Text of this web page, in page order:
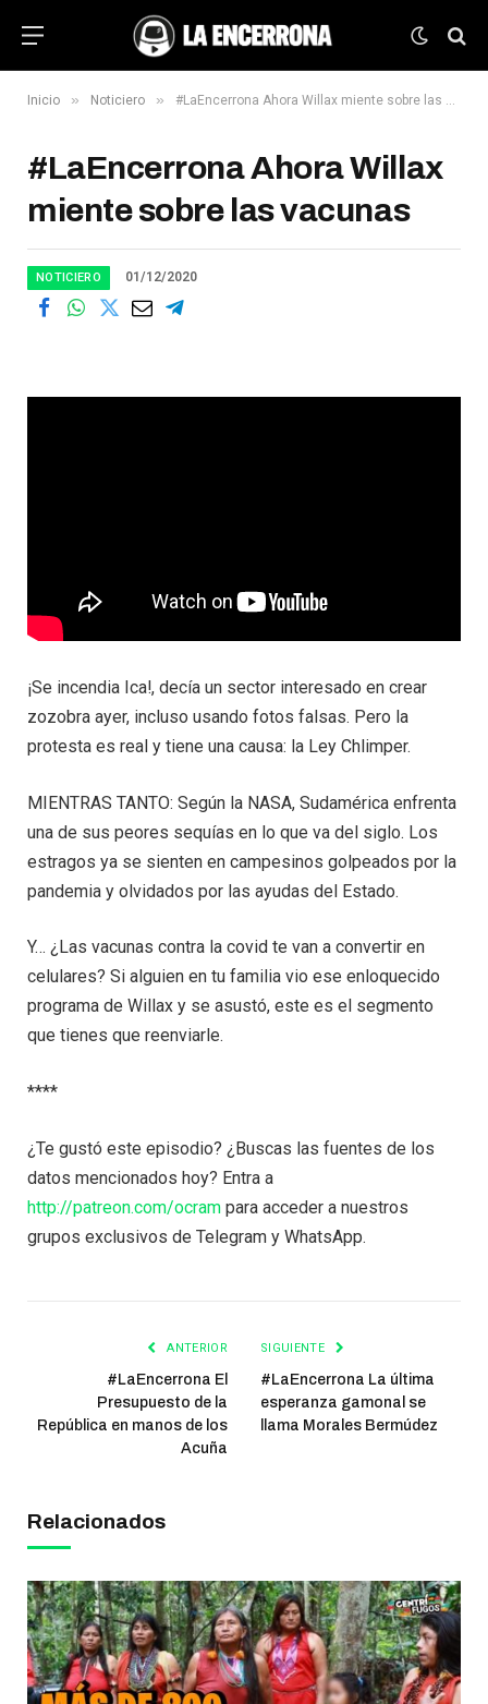
Inicio » Noticiero » #LaEncerrona Ahora Willax miente sobre las vacunas
#LaEncerrona Ahora Willax
miente sobre las vacunas
NOTICIERO 01/12/2020
¡Se incendia Ica!, decía un sector interesado en crear
zozobra ayer, incluso usando fotos falsas. Pero la
protesta es real y tiene una causa: la Ley Chlimper.
MIENTRAS TANTO: Según la NASA, Sudamérica enfrenta
una de sus peores sequías en lo que va del siglo. Los
estragos ya se sienten en campesinos golpeados por la
pandemia y olvidados por las ayudas del Estado.
Y… ¿Las vacunas contra la covid te van a convertir en
celulares? Si alguien en tu familia vio ese enloquecido
programa de Willax y se asustó, este es el segmento
que tienes que reenviarle.
****
¿Te gustó este episodio? ¿Buscas las fuentes de los
datos mencionados hoy? Entra a
http://patreon.com/ocram para acceder a nuestros
grupos exclusivos de Telegram y WhatsApp.
ANTERIOR
#LaEncerrona El
Presupuesto de la
República en manos de los
Acuña
SIGUIENTE
#LaEncerrona La última
esperanza gamonal se
llama Morales Bermúdez
Relacionados